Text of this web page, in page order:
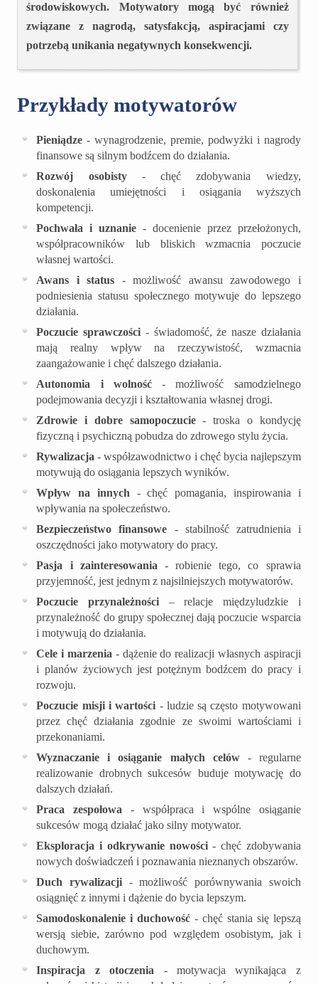
środowiskowych. Motywatory mogą być również
związane z nagrodą, satysfakcją, aspiracjami czy
potrzebą unikania negatywnych konsekwencji.
Przykłady motywatorów
Pieniądze - wynagrodzenie, premie, podwyżki i nagrody
finansowe są silnym bodźcem do działania.
Rozwój osobisty- chęć zdobywania wiedzy,
doskonalenia umiejętności i osiągania wyższych
kompetencji.
Pochwała i uznanie - docenienie przez przełożonych,
współpracowników lub bliskich wzmacnia poczucie
własnej wartości.
Awans i status - możliwość awansu zawodowego i
podniesienia statusu społecznego motywuje do lepszego
działania.
Poczucie sprawczości - świadomość, że nasze działania
mają realny wpływ na rzeczywistość, wzmacnia
zaangażowanie i chęć dalszego działania.
Autonomia i wolność- możliwość samodzielnego
podejmowania decyzji i kształtowania własnej drogi.
Zdrowie i dobre samopoczucie- troska o kondycję
fizyczną i psychiczną pobudza do zdrowego stylu życia.
Rywalizacja - współzawodnictwo i chęć bycia najlepszym
motywują do osiągania lepszych wyników.
Wpływ na innych- chęć pomagania, inspirowania i
wpływania na społeczeństwo.
Bezpieczeństwo finansowe - stabilność zatrudnienia i
oszczędności jako motywatory do pracy.
Pasja i zainteresowania- robienie tego, co sprawia
przyjemność, jest jednym z najsilniejszych motywatorów.
Poczucie przynależności – relacje międzyludzkie i
przynależność do grupy społecznej dają poczucie wsparcia
i motywują do działania.
Cele i marzenia - dążenie do realizacji własnych aspiracji
i planów życiowych jest potężnym bodźcem do pracy i
rozwoju.
Poczucie misji i wartości - ludzie są często motywowani
przez chęć działania zgodnie ze swoimi wartościami i
przekonaniami.
Wyznaczanie i osiąganie małych celów- regularne
realizowanie drobnych sukcesów buduje motywację do
dalszych działań.
Praca zespołowa - współpraca i wspólne osiąganie
sukcesów mogą działać jako silny motywator.
Eksploracja i odkrywanie nowości- chęć zdobywania
nowych doświadczeń i poznawania nieznanych obszarów.
Duch rywalizacji - możliwość porównywania swoich
osiągnięć z innymi i dążenie do bycia lepszym.
Samodoskonalenie i duchowość - chęć stania się lepszą
wersją siebie, zarówno pod względem osobistym, jak i
duchowym.
Inspiracja z otoczenia - motywacja wynikająca z